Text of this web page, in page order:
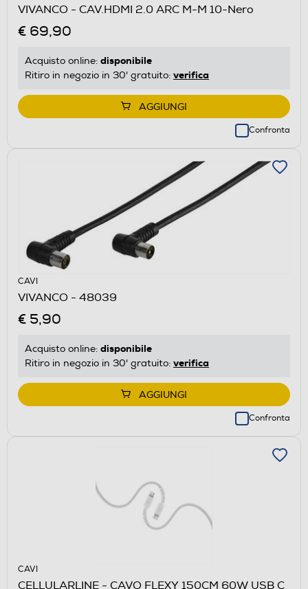
VIVANCO - CAV.HDMI 2.0 ARC M-M 10-Nero
€ 69,90
Acquisto online: disponibile
Ritiro in negozio in 30' gratuito: verifica
AGGIUNGI
Confronta
CAVI
VIVANCO - 48039
€ 5,90
Acquisto online: disponibile
Ritiro in negozio in 30' gratuito: verifica
AGGIUNGI
Confronta
CAVI
CELLULARLINE - CAVO FLEXY 150CM 60W USB C